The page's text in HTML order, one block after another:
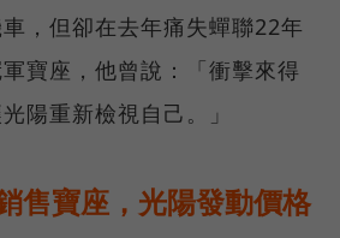
，但卻在去年痛失蟬聯22年
寶座，他曾說：「衝擊來得
陽重新檢視自己。」
售寶座，光陽發動價格